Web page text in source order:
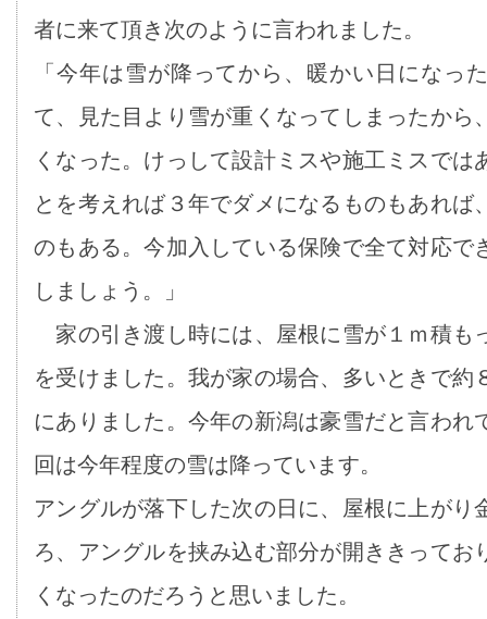
者に来て頂き次のように言われました。
「今年は雪が降ってから、暖かい日になっ
て、見た目より雪が重くなってしまったから
くなった。けっして設計ミスや施工ミスでは
とを考えれば３年でダメになるものもあれば
のもある。今加入している保険で全て対応で
しましょう。」
家の引き渡し時には、屋根に雪が１ｍ積も
を受けました。我が家の場合、多いときで約
にありました。今年の新潟は豪雪だと言われ
回は今年程度の雪は降っています。
アングルが落下した次の日に、屋根に上がり
ろ、アングルを挟み込む部分が開ききってお
くなったのだろうと思いました。